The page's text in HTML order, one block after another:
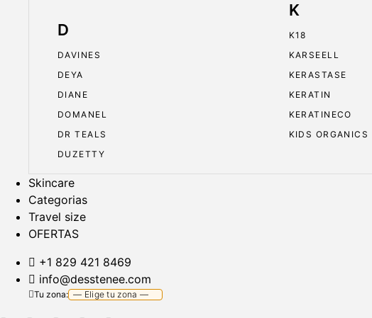
D
DAVINES
DEYA
DIANE
DOMANEL
DR TEALS
DUZETTY
K
K18
KARSEELL
KERASTASE
KERATIN
KERATINECO
KIDS ORGANICS
Skincare
Categorias
Travel size
OFERTAS
+1 829 421 8469
info@desstenee.com
Tu zona: